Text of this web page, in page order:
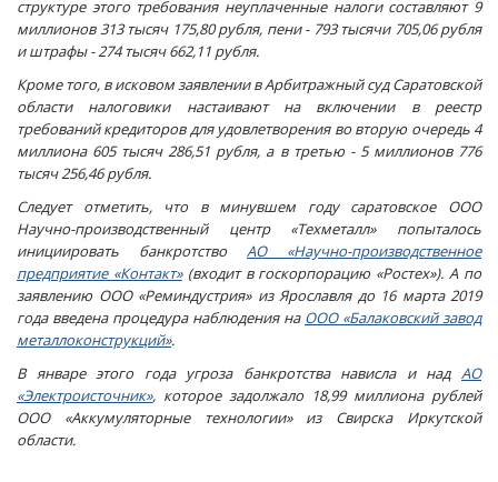
структуре этого требования неуплаченные налоги составляют 9
миллионов 313 тысяч 175,80 рубля, пени - 793 тысячи 705,06 рубля
и штрафы - 274 тысяч 662,11 рубля.
Кроме того, в исковом заявлении в Арбитражный суд Саратовской
области налоговики настаивают на включении в реестр
требований кредиторов для удовлетворения во вторую очередь 4
миллиона 605 тысяч 286,51 рубля, а в третью - 5 миллионов 776
тысяч 256,46 рубля.
Следует отметить, что в минувшем году саратовское ООО
Научно-производственный центр «Техметалл» попыталось
инициировать банкротство АО «Научно-производственное
предприятие «Контакт»(входит в госкорпорацию «Ростех»). А по
заявлению ООО «Реминдустрия» из Ярославля до 16 марта 2019
года введена процедура наблюдения на ООО «Балаковский завод
металлоконструкций».
В январе этого года угроза банкротства нависла и над АО
«Электроисточник», которое задолжало 18,99 миллиона рублей
ООО «Аккумуляторные технологии» из Свирска Иркутской
области.